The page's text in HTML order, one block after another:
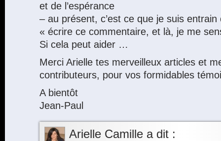
et de l’espérance
– au présent, c’est ce que je suis
« écrire ce commentaire, et là, je me
Si cela peut aider …
Merci Arielle tes merveilleux articles et
contributeurs, pour vos formidables
A bientôt
Jean-Paul
Arielle Camille a dit :